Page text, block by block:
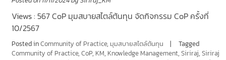
Views : 567 CoP มุมสบายสไตล์ต้นทุน จัดกิจกรรม CoP ครั้งที่
10/2567
Posted inCommunity of Practice, มุมสบายสไตล์ต้นทุน
Tagged
Community of Practice, CoP, KM, Knowledge Management, Siriraj, Siriraj